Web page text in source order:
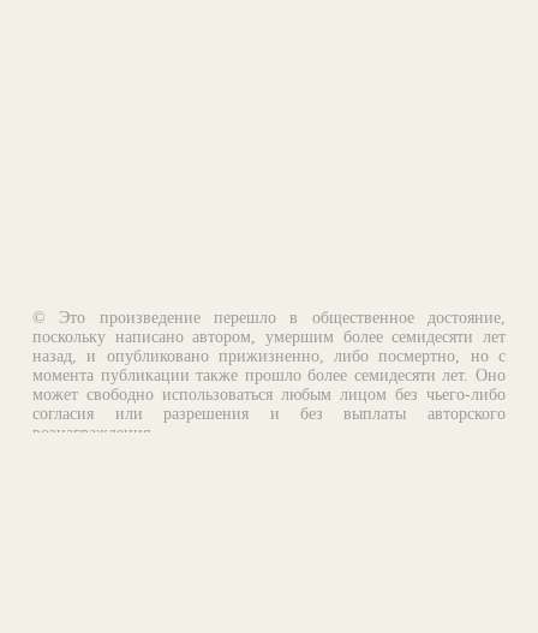
© Это произведение перешло в общественное достояние,
поскольку написано автором, умершим более семидесяти лет
назад, и опубликовано прижизненно, либо посмертно, но с
момента публикации также прошло более семидесяти лет. Оно
может свободно использоваться любым лицом без чьего-либо
согласия или разрешения и без выплаты авторского
вознаграждения.